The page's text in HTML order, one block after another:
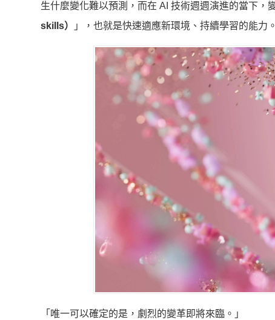
生什麼變化難以預測，而在 AI 技術週週演進的當下，
skills）
」，也就是快速適應新環境、持續學習的能力。
「唯一可以確定的是，劇烈的變革即將來臨。」